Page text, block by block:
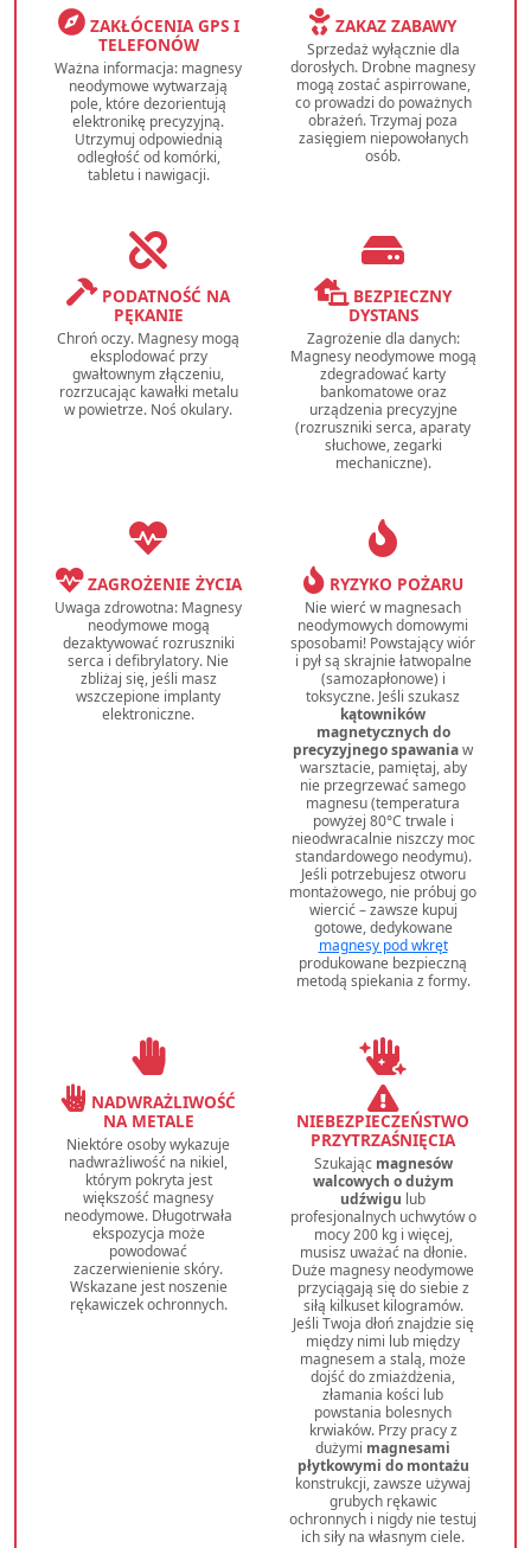
ZAKŁÓCENIA GPS I
TELEFONÓW
Ważna informacja: magnesy
neodymowe wytwarzają
pole, które dezorientują
elektronikę precyzyjną.
Utrzymuj odpowiednią
odległość od komórki,
tabletu i nawigacji.
ZAKAZ ZABAWY
Sprzedaż wyłącznie dla
dorosłych. Drobne magnesy
mogą zostać aspirrowane,
co prowadzi do poważnych
obrażeń. Trzymaj poza
zasięgiem niepowołanych
osób.
PODATNOŚĆ NA
PĘKANIE
Chroń oczy. Magnesy mogą
eksplodować przy
gwałtownym złączeniu,
rozrzucając kawałki metalu
w powietrze. Noś okulary.
BEZPIECZNY
DYSTANS
Zagrożenie dla danych:
Magnesy neodymowe mogą
zdegradować karty
bankomatowe oraz
urządzenia precyzyjne
(rozruszniki serca, aparaty
słuchowe, zegarki
mechaniczne).
ZAGROŻENIE ŻYCIA
Uwaga zdrowotna: Magnesy
neodymowe mogą
dezaktywować rozruszniki
serca i defibrylatory. Nie
zbliżaj się, jeśli masz
wszczepione implanty
elektroniczne.
RYZYKO POŻARU
Nie wierć w magnesach
neodymowych domowymi
sposobami! Powstający wiór
i pył są skrajnie łatwopalne
(samozapłonowe) i
toksyczne. Jeśli szukasz
kątowników
magnetycznych do
precyzyjnego spawaniaw
warsztacie, pamiętaj, aby
nie przegrzewać samego
magnesu (temperatura
powyżej 80°C trwale i
nieodwracalnie niszczy moc
standardowego neodymu).
Jeśli potrzebujesz otworu
montażowego, nie próbuj go
wiercić – zawsze kupuj
gotowe, dedykowane
magnesy pod wkręt
produkowane bezpieczną
metodą spiekania z formy.
NADWRAŻLIWOŚĆ
NA METALE
Niektóre osoby wykazuje
nadwrażliwość na nikiel,
którym pokryta jest
większość magnesy
neodymowe. Długotrwała
ekspozycja może
powodować
zaczerwienienie skóry.
Wskazane jest noszenie
rękawiczek ochronnych.
NIEBEZPIECZEŃSTWO
PRZYTRZAŚNIĘCIA
Szukając magnesów
walcowych o dużym
udźwigu lub
profesjonalnych uchwytów o
mocy 200 kg i więcej,
musisz uważać na dłonie.
Duże magnesy neodymowe
przyciągają się do siebie z
siłą kilkuset kilogramów.
Jeśli Twoja dłoń znajdzie się
między nimi lub między
magnesem a stalą, może
dojść do zmiażdżenia,
złamania kości lub
powstania bolesnych
krwiaków. Przy pracy z
dużymi magnesami
płytkowymi do montażu
konstrukcji, zawsze używaj
grubych rękawic
ochronnych i nigdy nie testuj
ich siły na własnym ciele.